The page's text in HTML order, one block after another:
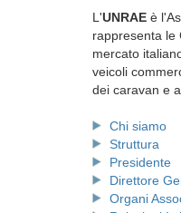
L'UNRAE è
rappresenta le
mercato
veicoli
dei caravan e
Chi siamo
Struttura
Presidente
Direttore
Organi